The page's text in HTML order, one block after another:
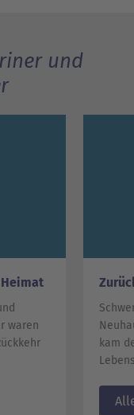
und
waren
kam